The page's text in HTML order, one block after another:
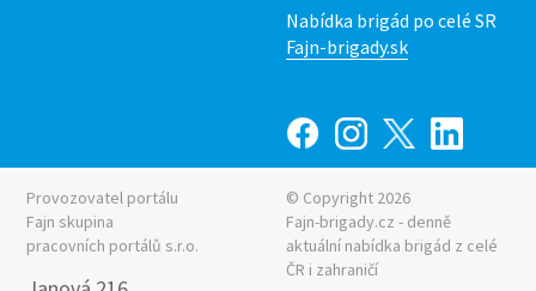
Nabídka brigád po celé SR
Fajn-brigady.sk
Provozovatel portálu
Fajn skupina
pracovních portálů s.r.o.
© Copyright 2026
Fajn-brigady.cz - denně
aktuální nabídka brigád z celé
ČR i zahraničí